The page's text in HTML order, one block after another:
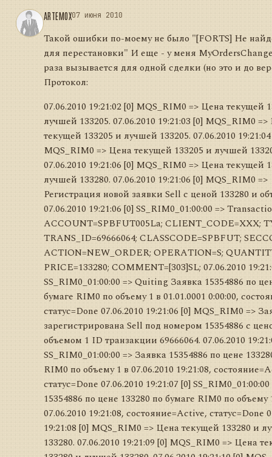
ARTEMOX07 июня 2010
Такой ошибки по-моему не было "[FORTS] Не
для перестановки" И еще - у меня
раза вызывается для одной сделки (но это и до
Протокол:
07.06.2010 19:21:02 [0] MQS_RIM0 => Цена текущей
лучшей 133205. 07.06.2010 19:21:03 [0] MQS_RIM0
текущей 133205 и лучшей 133205. 07.06.2010
MQS_RIM0 => Цена текущей 133205 и лучшей
07.06.2010 19:21:06 [0] MQS_RIM0 => Цена текущей
лучшей 133280. 07.06.2010 19:21:06 [0] MQS_RIM0 =>
Регистрация новой заявки Sell с ценой 133280 и
07.06.2010 19:21:06 [0] SS_RIM0_01:00:00 =>
ACCOUNT=SPBFUT005La; CLIENT_CODE=XXX;
TRANS_ID=69666064; CLASSCODE=SPBFUT;
ACTION=NEW_ORDER; OPERATION=S;
PRICE=133280; COMMENT=[303]SL; 07.06.2010
SS_RIM0_01:00:00 => Quiting Заявка 15354886 по
бумаге RIM0 по объему 1 в 01.01.0001 0:00:00,
статус=Done 07.06.2010 19:21:06 [0] MQS_RIM0 =>
зарегистрирована Sell под номером 15354886 с
объемом 1 ID транзакции 69666064. 07.06.2010
SS_RIM0_01:00:00 => Заявка 15354886 по цене
RIM0 по объему 1 в 07.06.2010 19:21:08,
статус=Done 07.06.2010 19:21:07 [0]
15354886 по цене 133280 по бумаге RIM0 по объему
07.06.2010 19:21:08, состояние=Active, статус=Done
19:21:08 [0] MQS_RIM0 => Цена текущей 133280 и
133280. 07.06.2010 19:21:09 [0] MQS_RIM0 => Цена